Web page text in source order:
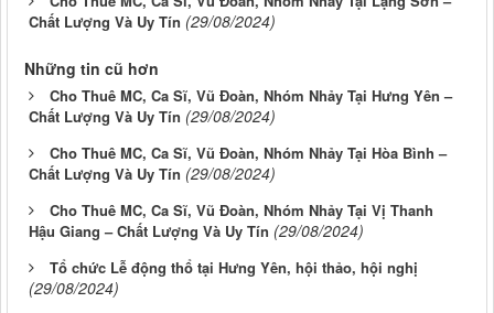
Chất Lượng Và Uy Tín (29/08/2024)
Những tin cũ hơn
Cho Thuê MC, Ca Sĩ, Vũ Đoàn, Nhóm Nhảy Tại Hưng Yên –
Chất Lượng Và Uy Tín (29/08/2024)
Cho Thuê MC, Ca Sĩ, Vũ Đoàn, Nhóm Nhảy Tại Hòa Bình –
Chất Lượng Và Uy Tín (29/08/2024)
Cho Thuê MC, Ca Sĩ, Vũ Đoàn, Nhóm Nhảy Tại Vị Thanh
Hậu Giang – Chất Lượng Và Uy Tín (29/08/2024)
Tổ chức Lễ động thổ tại Hưng Yên, hội thảo, hội nghị
(29/08/2024)